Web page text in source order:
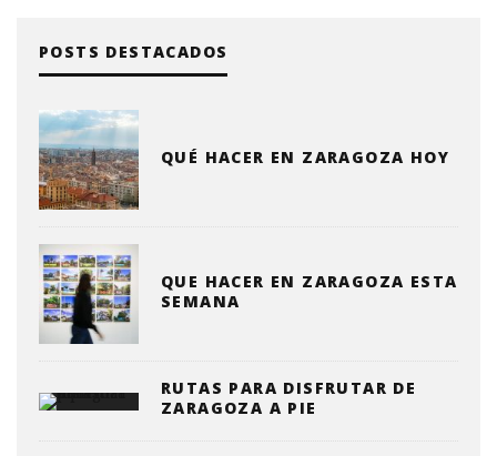
POSTS DESTACADOS
QUÉ HACER EN ZARAGOZA HOY
QUE HACER EN ZARAGOZA ESTA
SEMANA
RUTAS PARA DISFRUTAR DE
ZARAGOZA A PIE